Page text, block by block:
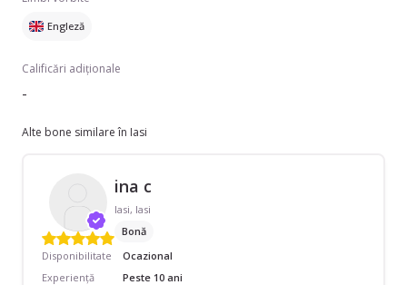
Engleză
Calificări adiționale
-
Alte bone similare în Iasi
ina c
Iasi, Iasi
Bonă
Disponibilitate
Ocazional
Experiență
Peste 10 ani